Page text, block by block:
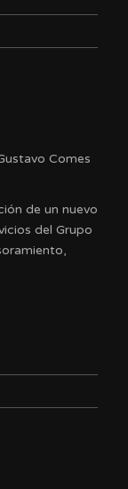
Comes
de un nuevo
del Grupo